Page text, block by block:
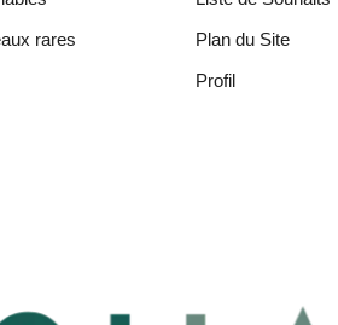
rares
Plan du Site
Profil